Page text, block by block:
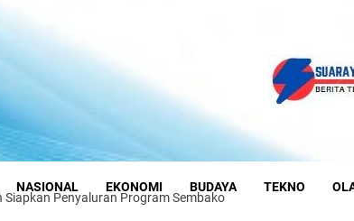
NASIONAL EKONOMI BUDAYA TEKNO
Siapkan Penyaluran Program Sembako